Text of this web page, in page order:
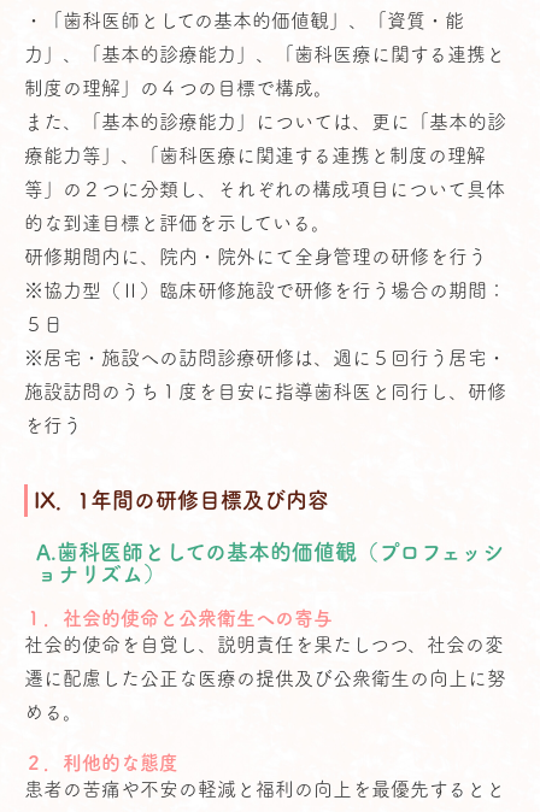
・「歯科医師としての基本的価値観」、「資質・能
力」、「基本的診療能力」、「歯科医療に関する連携と
制度の理解」の４つの目標で構成。
また、「基本的診療能力」については、更に「基本的診
療能力等」、「歯科医療に関連する連携と制度の理解
等」の２つに分類し、それぞれの構成項目について具体
的な到達目標と評価を示している。
研修期間内に、院内・院外にて全身管理の研修を行う
※協力型（Ⅱ）臨床研修施設で研修を行う場合の期間：
５日
※居宅・施設への訪問診療研修は、週に５回行う居宅・
施設訪問のうち１度を目安に指導歯科医と同行し、研修
を行う
IX．1年間の研修目標及び内容
A.歯科医師としての基本的価値観（プロフェッシ
ョナリズム）
１．社会的使命と公衆衛生への寄与
社会的使命を自覚し、説明責任を果たしつつ、社会の変
遷に配慮した公正な医療の提供及び公衆衛生の向上に努
める。
２．利他的な態度
患者の苦痛や不安の軽減と福利の向上を最優先するとと